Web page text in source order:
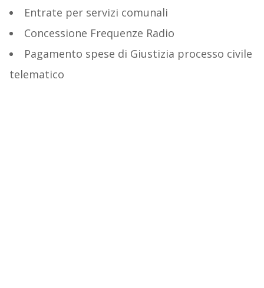
Entrate per servizi comunali
Concessione Frequenze Radio
Pagamento spese di Giustizia processo civile
telematico